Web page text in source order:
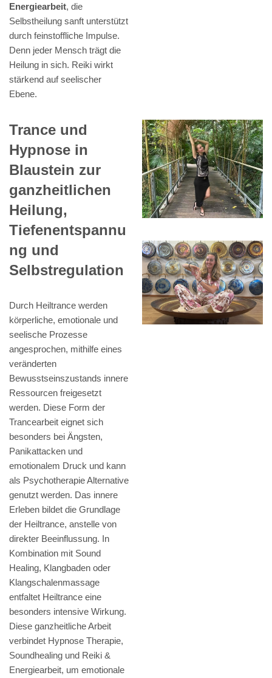
Energiearbeit, die
Selbstheilung sanft unterstützt
durch feinstoffliche Impulse.
Denn jeder Mensch trägt die
Heilung in sich. Reiki wirkt
stärkend auf seelischer
Ebene.
Trance und
Hypnose in
Blaustein zur
ganzheitlichen
Heilung,
Tiefenentspannu
ng und
Selbstregulation
Durch Heiltrance werden
körperliche, emotionale und
seelische Prozesse
angesprochen, mithilfe eines
veränderten
Bewusstseinszustands innere
Ressourcen freigesetzt
werden. Diese Form der
Trancearbeit eignet sich
besonders bei Ängsten,
Panikattacken und
emotionalem Druck und kann
als Psychotherapie Alternative
genutzt werden. Das innere
Erleben bildet die Grundlage
der Heiltrance, anstelle von
direkter Beeinflussung. In
Kombination mit Sound
Healing, Klangbaden oder
Klangschalenmassage
entfaltet Heiltrance eine
besonders intensive Wirkung.
Diese ganzheitliche Arbeit
verbindet Hypnose Therapie,
Soundhealing und Reiki &
Energiearbeit, um emotionale